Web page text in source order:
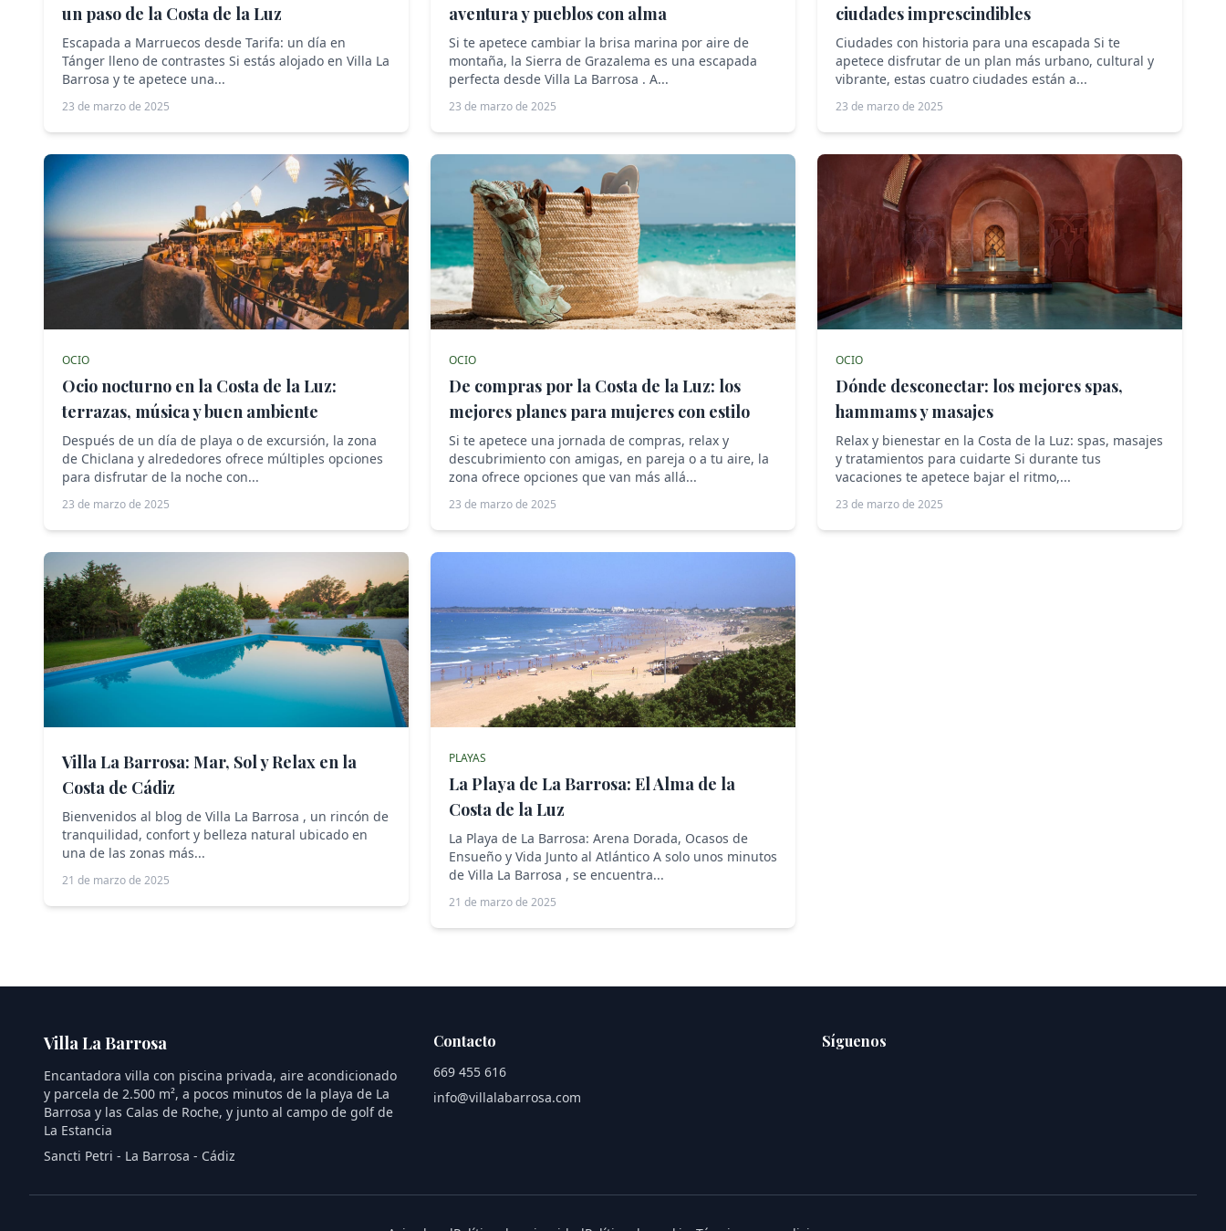
un paso de la Costa de la Luz
Escapada a Marruecos desde Tarifa: un día en
Tánger lleno de contrastes Si estás alojado en Villa La
Barrosa y te apetece una...
23 de marzo de 2025
aventura y pueblos con alma
Si te apetece cambiar la brisa marina por aire de
montaña, la Sierra de Grazalema es una escapada
perfecta desde Villa La Barrosa . A...
23 de marzo de 2025
ciudades imprescindibles
Ciudades con historia para una escapada Si te
apetece disfrutar de un plan más urbano, cultural y
vibrante, estas cuatro ciudades están a...
23 de marzo de 2025
OCIO
Ocio nocturno en la Costa de la Luz:
terrazas, música y buen ambiente
Después de un día de playa o de excursión, la zona
de Chiclana y alrededores ofrece múltiples opciones
para disfrutar de la noche con...
23 de marzo de 2025
OCIO
De compras por la Costa de la Luz: los
mejores planes para mujeres con estilo
Si te apetece una jornada de compras, relax y
descubrimiento con amigas, en pareja o a tu aire, la
zona ofrece opciones que van más allá...
23 de marzo de 2025
OCIO
Dónde desconectar: los mejores spas,
hammams y masajes
Relax y bienestar en la Costa de la Luz: spas, masajes
y tratamientos para cuidarte Si durante tus
vacaciones te apetece bajar el ritmo,...
23 de marzo de 2025
Villa La Barrosa: Mar, Sol y Relax en la
Costa de Cádiz
Bienvenidos al blog de Villa La Barrosa , un rincón de
tranquilidad, confort y belleza natural ubicado en
una de las zonas más...
21 de marzo de 2025
PLAYAS
La Playa de La Barrosa: El Alma de la
Costa de la Luz
La Playa de La Barrosa: Arena Dorada, Ocasos de
Ensueño y Vida Junto al Atlántico A solo unos minutos
de Villa La Barrosa , se encuentra...
21 de marzo de 2025
Villa La Barrosa
Encantadora villa con piscina privada, aire acondicionado
y parcela de 2.500 m², a pocos minutos de la playa de La
Barrosa y las Calas de Roche, y junto al campo de golf de
La Estancia
Sancti Petri - La Barrosa - Cádiz
Contacto
669 455 616
info@villalabarrosa.com
Síguenos